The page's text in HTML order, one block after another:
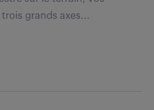
grands axes...